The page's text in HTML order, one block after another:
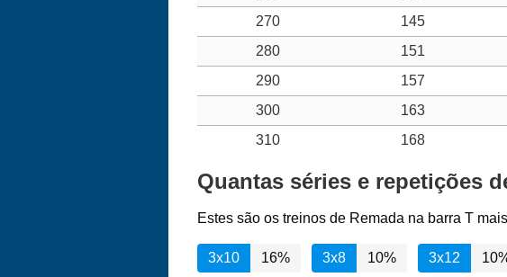
270
145
280
151
290
157
300
163
310
168
Quantas séries e repetições
Estes são os treinos de Remada na barra T
3x10 16% 3x8 10% 3x12